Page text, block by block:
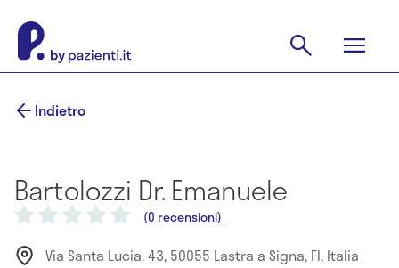
Indietro
Bartolozzi Dr. Emanuele
(0 recensioni)
Via Santa Lucia, 43, 50055 Lastra a Signa, FI, Italia